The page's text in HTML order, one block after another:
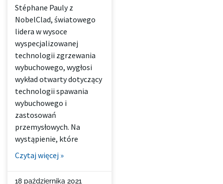
Stéphane Pauly z
NobelClad, światowego
lidera w wysoce
wyspecjalizowanej
technologii zgrzewania
wybuchowego, wygłosi
wykład otwarty dotyczący
technologii spawania
wybuchowego i
zastosowań
przemysłowych. Na
wystąpienie, które
Czytaj więcej »
18 października 2021